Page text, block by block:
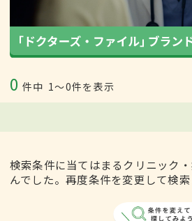
0 件中 1〜0件を表示
検索条件に当てはまるクリニック
んでした。再度条件を変更して検索